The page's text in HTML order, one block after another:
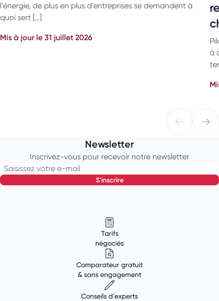
l’énergie, de plus en plus d’entreprises se demandent à
quoi sert […]
Mis à jour le 31 juillet 2026
à
Newsletter
Inscrivez-vous pour recevoir notre newsletter
Saisissez votre e-mail
s'inscrire
Tarifs
négociés
Comparateur gratuit
& sans engagement
Conseils d'experts